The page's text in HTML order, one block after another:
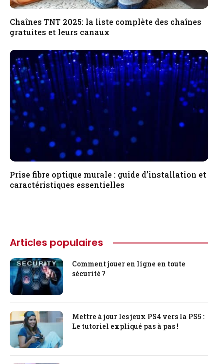
Chaînes TNT 2025: la liste complète des chaînes
gratuites et leurs canaux
Prise fibre optique murale : guide d’installation et
caractéristiques essentielles
Articles populaires
Comment jouer en ligne en toute
sécurité ?
Mettre à jour les jeux PS4 vers la PS5 :
Le tutoriel expliqué pas à pas !